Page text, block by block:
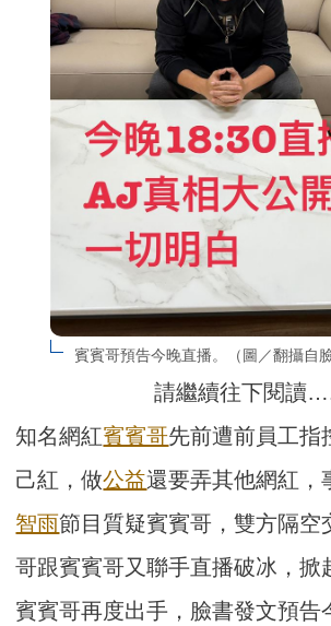
賓賓哥預告今晚直播。（圖／翻攝自臉
請繼續往下閱讀
知名網紅賓賓哥先前遭前員工指
己紅，做公益還要弄其他網紅，
智雨節目質疑賓賓哥，雙方隔空
哥跟賓賓哥又聯手直播破冰，掀
賓賓哥再度出手，臉書發文預告